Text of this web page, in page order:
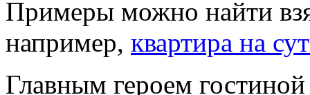
Примеры можно найти
например, квартира на
Главным героем